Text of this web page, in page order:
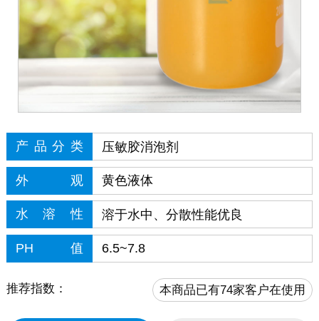
产品分类 压敏胶消泡剂
外观 黄色液体
水溶性 溶于水中、分散性能优良
PH值 6.5~7.8
推荐指数： 本商品已有74家客户在使用